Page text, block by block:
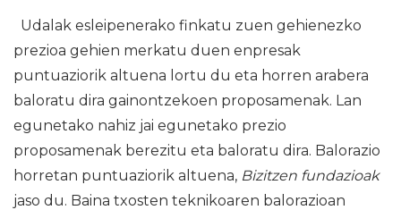
Udalak esleipenerako finkatu zuen gehienezko
prezioa gehien merkatu duen enpresak
puntuaziorik altuena lortu du eta horren arabera
baloratu dira gainontzekoen proposamenak. Lan
egunetako nahiz jai egunetako prezio
proposamenak berezitu eta baloratu dira. Balorazio
horretan puntuaziorik altuena, Bizitzen fundazioak
jaso du. Baina txosten teknikoaren balorazioan